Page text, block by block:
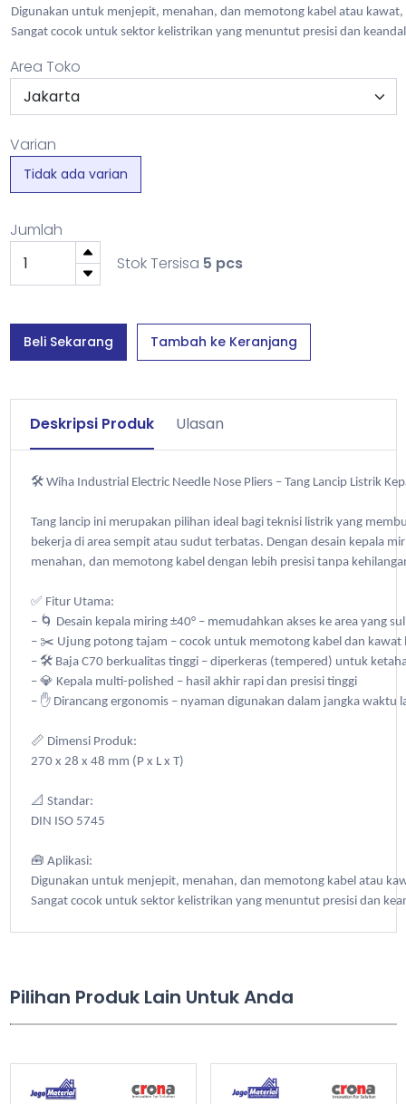
Digunakan untuk menjepit, menahan, dan memotong kabel atau
Sangat cocok untuk sektor kelistrikan yang menuntut presisi dan
Area Toko
Varian
Tidak ada varian
Jumlah
Stok Tersisa 5 pcs
Beli Sekarang Tambah ke Keranjang
Deskripsi Produk Ulasan
🛠️ Wiha Industrial Electric Needle Nose Pliers – Tang Lancip Listrik
Tang lancip ini merupakan pilihan ideal bagi teknisi listrik yang
bekerja di area sempit atau sudut terbatas. Dengan desain kepala
menahan, dan memotong kabel dengan lebih presisi tanpa
✅ Fitur Utama:
– 🌀 Desain kepala miring ±40° – memudahkan akses ke area yang
– ✂️ Ujung potong tajam – cocok untuk memotong kabel dan kawat
– 🛠️ Baja C70 berkualitas tinggi – diperkeras (tempered) untuk
– 💎 Kepala multi-polished – hasil akhir rapi dan presisi tinggi
– ✋ Dirancang ergonomis – nyaman digunakan dalam jangka waktu
📏 Dimensi Produk:
270 x 28 x 48 mm (P x L x T)
📐 Standar:
DIN ISO 5745
🧰 Aplikasi:
Digunakan untuk menjepit, menahan, dan memotong kabel atau
Sangat cocok untuk sektor kelistrikan yang menuntut presisi dan
Pilihan Produk Lain Untuk Anda